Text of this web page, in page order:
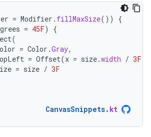
= Modifier . fillMaxSize())
{
= 45F)
{
(
= Color .Gray,
= Offset(x = size.width / 3F
= size / 3F
CanvasSnippets. kt